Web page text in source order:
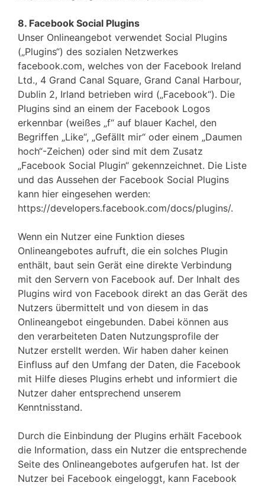
8. Facebook Social Plugins
Unser Onlineangebot verwendet Social Plugins
(„Plugins“) des sozialen Netzwerkes
facebook.com, welches von der Facebook Ireland
Ltd., 4 Grand Canal Square, Grand Canal Harbour,
Dublin 2, Irland betrieben wird („Facebook“). Die
Plugins sind an einem der Facebook Logos
erkennbar (weißes „f“ auf blauer Kachel, den
Begriffen „Like“, „Gefällt mir“ oder einem „Daumen
hoch“-Zeichen) oder sind mit dem Zusatz
„Facebook Social Plugin“ gekennzeichnet. Die Liste
und das Aussehen der Facebook Social Plugins
kann hier eingesehen werden:
https://developers.facebook.com/docs/plugins/.
Wenn ein Nutzer eine Funktion dieses
Onlineangebotes aufruft, die ein solches Plugin
enthält, baut sein Gerät eine direkte Verbindung
mit den Servern von Facebook auf. Der Inhalt des
Plugins wird von Facebook direkt an das Gerät des
Nutzers übermittelt und von diesem in das
Onlineangebot eingebunden. Dabei können aus
den verarbeiteten Daten Nutzungsprofile der
Nutzer erstellt werden. Wir haben daher keinen
Einfluss auf den Umfang der Daten, die Facebook
mit Hilfe dieses Plugins erhebt und informiert die
Nutzer daher entsprechend unserem
Kenntnisstand.
Durch die Einbindung der Plugins erhält Facebook
die Information, dass ein Nutzer die entsprechende
Seite des Onlineangebotes aufgerufen hat. Ist der
Nutzer bei Facebook eingeloggt, kann Facebook